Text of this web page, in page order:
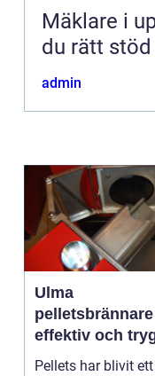
Mäklare i
du rätt
admin
Ulma
pelletsbrännare
effektiv och
värme med
Pellets har blivit